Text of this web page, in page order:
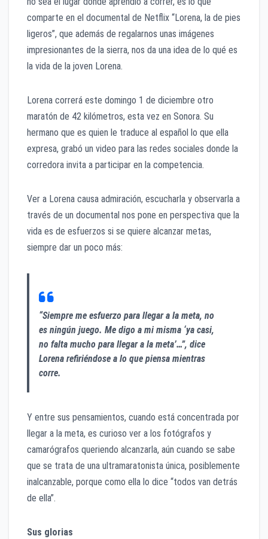
comparte en el documental de Netflix “Lorena, la de pies
ligeros”, que además de regalarnos unas imágenes
impresionantes de la sierra, nos da una idea de lo qué es
la vida de la joven Lorena.
Lorena correrá este domingo 1 de diciembre otro
maratón de 42 kilómetros, esta vez en Sonora. Su
hermano que es quien le traduce al español lo que ella
expresa, grabó un video para las redes sociales donde la
corredora invita a participar en la competencia.
Ver a Lorena causa admiración, escucharla y observarla a
través de un documental nos pone en perspectiva que la
vida es de esfuerzos si se quiere alcanzar metas,
siempre dar un poco más:
“Siempre me esfuerzo para llegar a la meta, no
es ningún juego. Me digo a mi misma ‘ya casi,
no falta mucho para llegar a la meta’…”, dice
Lorena refiriéndose a lo que piensa mientras
corre.
Y entre sus pensamientos, cuando está concentrada por
llegar a la meta, es curioso ver a los fotógrafos y
camarógrafos queriendo alcanzarla, aún cuando se sabe
que se trata de una ultramaratonista única, posiblemente
inalcanzable, porque como ella lo dice “todos van detrás
de ella”.
Sus glorias